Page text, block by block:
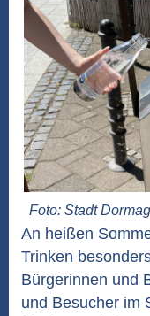
Foto: Stadt
An heißen
Trinken
Bürgerinnen und
und Besucher im